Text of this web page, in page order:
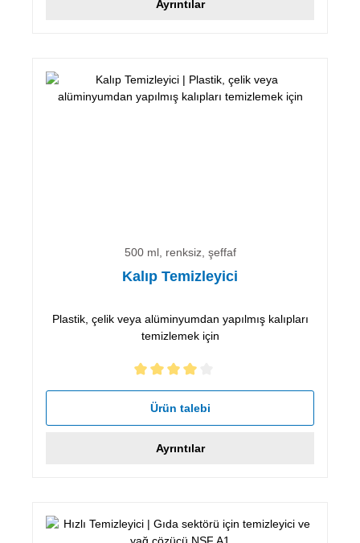
Ayrıntılar
500 ml, renksiz, şeffaf
Kalıp Temizleyici
Plastik, çelik veya alüminyumdan yapılmış kalıpları
temizlemek için
5 yıldız üzerinden 4 ortalama puanı
Ürün talebi
Ayrıntılar